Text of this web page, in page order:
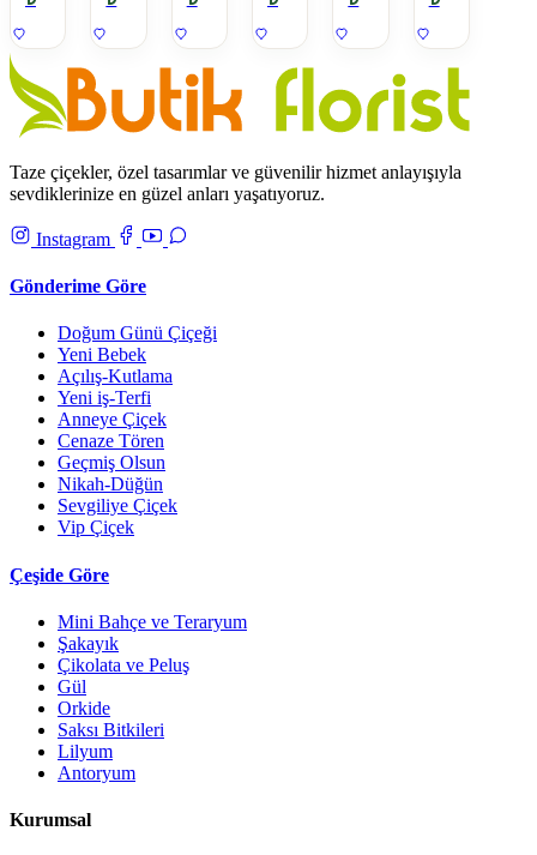
Taze çiçekler, özel tasarımlar ve güvenilir hizmet anlayışıyla
sevdiklerinize en güzel anları yaşatıyoruz.
Instagram
Gönderime Göre
Doğum Günü Çiçeği
Yeni Bebek
Açılış-Kutlama
Yeni iş-Terfi
Anneye Çiçek
Cenaze Tören
Geçmiş Olsun
Nikah-Düğün
Sevgiliye Çiçek
Vip Çiçek
Çeşide Göre
Mini Bahçe ve Teraryum
Şakayık
Çikolata ve Peluş
Gül
Orkide
Saksı Bitkileri
Lilyum
Antoryum
Kurumsal